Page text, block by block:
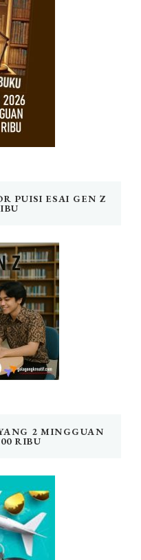
PUISI ESAI GEN Z
2 MINGGUAN
RIBU